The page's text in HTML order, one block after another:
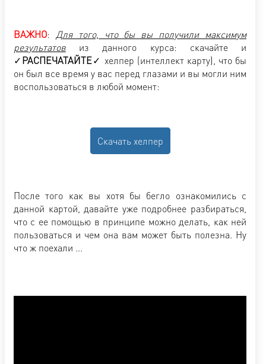
ВАЖНО:
Для того, что бы вы получили максимум
результатов из данного курса: скачайте и
✓РАСПЕЧАТАЙТЕ✓ хелпер (интеллект карту), что бы
он был все время у вас перед глазами и вы могли ним
воспользоваться в любой момент:
Скачать хелпер
После того как вы хотя бы бегло ознакомились с
данной картой, давайте уже подробнее разбираться,
что с ее помощью в принципе можно делать, как ней
пользоваться и чем она вам может быть полезна. Ну
что ж поехали ...